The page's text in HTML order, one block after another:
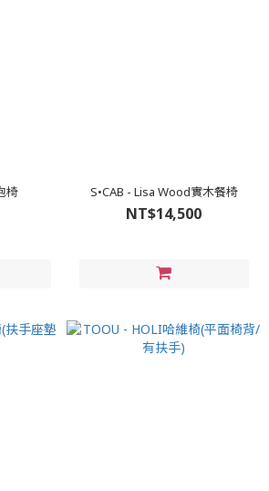
椅 S•CAB - Lisa Wood實木餐椅
NT$14,500